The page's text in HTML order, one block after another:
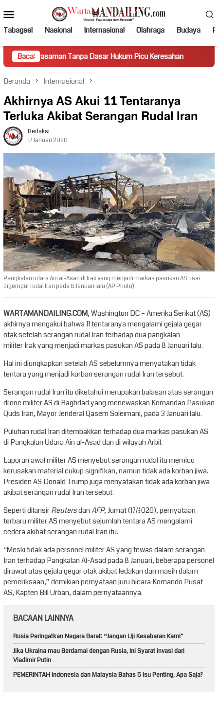
ke
kontenMobile
Tabagsel Nasional Internasional Olahraga Budaya
Baca:
Tanpa Dasar Hukum Picu Keresahan Truk Miring
Beranda Internasional
Akhirnya AS Akui 11 Tentaranya
Terluka Akibat Serangan Rudal Iran
Redaksi
17 Januari 2020
Pangkalan udara Ain al-Asad di Irak yang menjadi markas pasukan AS usai
digempur rudal Iran pada 8 Januari lalu (AP Photo)
WARTAMANDAILING.COM, Washington DC – Amerika Serikat (AS)
akhirnya mengakui bahwa 11 tentaranya mengalami gejala gegar
otak setelah serangan rudal Iran terhadap dua pangkalan
militer Irak yang menjadi markas pasukan AS pada 8 Januari lalu.
Hal ini diungkapkan setelah AS sebelumnya menyatakan tidak
tentara yang menjadi korban serangan rudal Iran tersebut.
Serangan rudal Iran itu diketahui merupakan balasan atas serangan
drone militer AS di Baghdad yang menewaskan Komandan Pasukan
Quds Iran, Mayor Jenderal Qasem Soleimani, pada 3 Januari lalu.
Puluhan rudal Iran ditembakkan terhadap dua markas pasukan AS
di Pangkalan Udara Ain al-Asad dan di wilayah Arbil.
Laporan awal militer AS menyebut serangan rudal itu memicu
kerusakan material cukup signifikan, namun tidak ada korban jiwa.
Presiden AS Donald Trump juga menyatakan tidak ada korban jiwa
akibat serangan rudal Iran tersebut.
Seperti dilansirReutersdanAFP, Jumat (17/1/2020), pernyataan
terbaru militer AS menyebut sejumlah tentara AS mengalami
cedera akibat serangan rudal Iran itu.
“Meski tidak ada personel militer AS yang tewas dalam serangan
Iran terhadap Pangkalan Al-Asad pada 8 Januari, beberapa personel
dirawat atas gejala gegar otak akibat ledakan dan masih dalam
pemeriksaan,” demikian pernyataan juru bicara Komando Pusat
AS, Kapten Bill Urban, dalam pernyataannya.
BACAAN LAINNYA
Rusia Peringatkan Negara Barat: “Jangan Uji Kesabaran Kami”
Jika Ukraina mau Berdamai dengan Rusia, Ini Syarat Invasi dari
Vladimir Putin
PEMERINTAH Indonesia dan Malaysia Bahas 5 Isu Penting, Apa Saja?